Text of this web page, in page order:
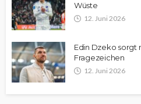
Wüste
12. Juni 2026
Edin Dzeko sorgt
Fragezeichen
12. Juni 2026